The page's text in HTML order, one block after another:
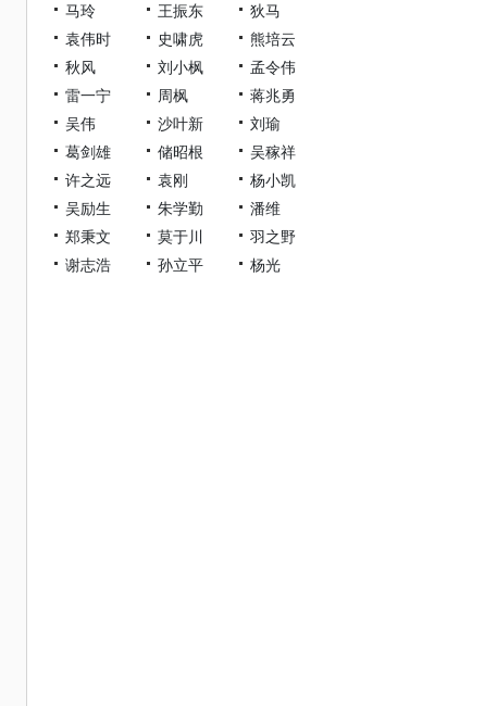
马玲
王振东
狄马
袁伟时
史啸虎
熊培云
秋风
刘小枫
孟令伟
雷一宁
周枫
蒋兆勇
吴伟
沙叶新
刘瑜
葛剑雄
储昭根
吴稼祥
许之远
袁刚
杨小凯
吴励生
朱学勤
潘维
郑秉文
莫于川
羽之野
谢志浩
孙立平 杨光